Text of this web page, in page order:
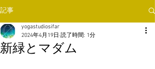
記事
新緑とマダム
yogastudiosifar
2024年4月19日 読了時間: 1分